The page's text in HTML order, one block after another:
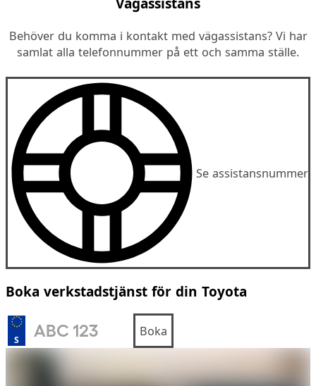
Behöver du komma i kontakt med vägassistans? Vi har
samlat alla telefonnummer på ett och samma ställe.
Se assistansnummer
Boka verkstadstjänst för din Toyota
S
Boka